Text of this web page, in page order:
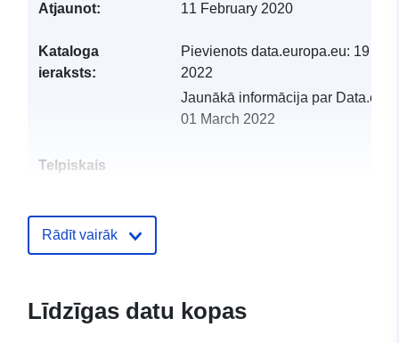
Atjaunot: 11 February 2020
Kataloga
ieraksts:
Pievienots data.europa.eu: 19
2022
Jaunākā informācija par
01 March 2022
Telpiskais
Identifikatori:
ae30-4e8b-b7f9-
Rādīt vairāk
Līdzīgas datu kopas